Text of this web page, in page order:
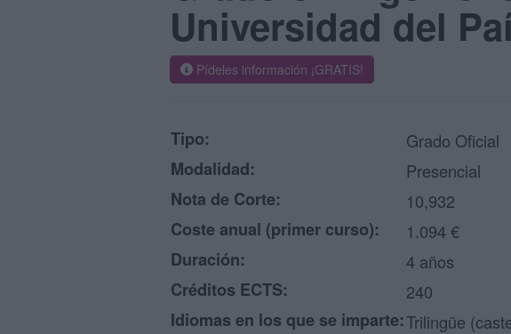
Universidad del
Pídeles información ¡GRATIS!
Tipo:
Grado Oficial
Modalidad:
Presencial
Nota de Corte:
10,932
Coste anual (primer curso):
1.094 €
Duración:
4 años
Créditos ECTS:
240
Idiomas en los que se imparte:Trilingüe